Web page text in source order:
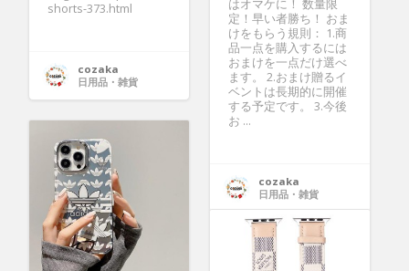
shorts-373.html
cozaka
日用品・雑貨
はオマケに！ 数量限
定！早い者勝ち！ おま
けをもらう規則： 1.商
品一点を購入するには
おまけを一点だけ選べ
ます。 2.おまけ贈るイ
ベントは長期的に開催
する予定です。 3.今後
お ...
cozaka
日用品・雑貨